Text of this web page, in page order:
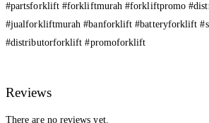
#partsforklift #forkliftmurah #forkliftpromo
#jualforkliftmurah #banforklift #batteryforklift
#distributorforklift #promoforklift
Reviews
There are no reviews yet.